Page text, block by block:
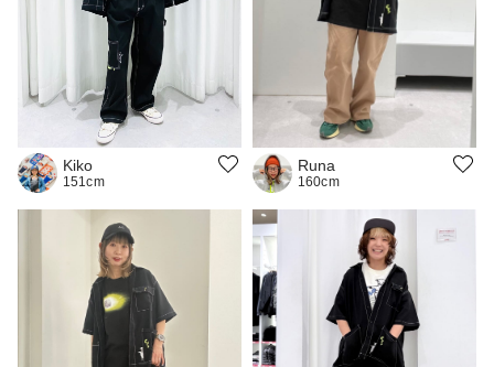
Kiko
151cm
Runa
160cm